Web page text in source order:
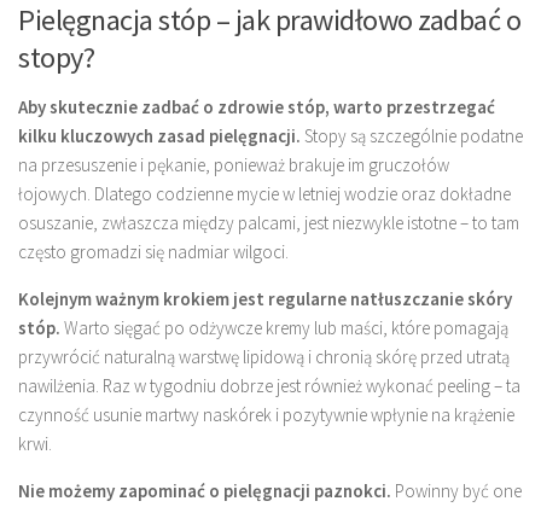
Pielęgnacja stóp – jak prawidłowo zadbać o
stopy?
Aby skutecznie zadbać o zdrowie stóp, warto przestrzegać
kilku kluczowych zasad pielęgnacji. Stopy są szczególnie podatne
na przesuszenie i pękanie, ponieważ brakuje im gruczołów
łojowych. Dlatego codzienne mycie w letniej wodzie oraz dokładne
osuszanie, zwłaszcza między palcami, jest niezwykle istotne – to tam
często gromadzi się nadmiar wilgoci.
Kolejnym ważnym krokiem jest regularne natłuszczanie skóry
stóp. Warto sięgać po odżywcze kremy lub maści, które pomagają
przywrócić naturalną warstwę lipidową i chronią skórę przed utratą
nawilżenia. Raz w tygodniu dobrze jest również wykonać peeling – ta
czynność usunie martwy naskórek i pozytywnie wpłynie na krążenie
krwi.
Nie możemy zapominać o pielęgnacji paznokci. Powinny być one